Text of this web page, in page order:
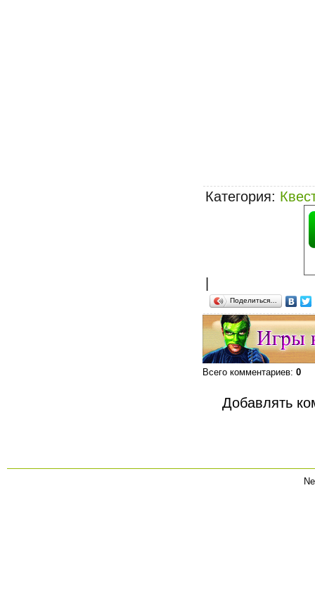
Категория:
Поделиться…
Всего комментариев: 0
Добавлять